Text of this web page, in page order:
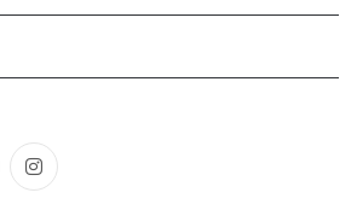
PEUGEOT | 206 Hatchback (2A/C) | 1.9
109 Ps | 2000-09-01 / 2007-12-01
PEUGEOT | 206 Hatchback (2A/C) |
1.4 i (Benzin) - 55 Kw 75 Ps | 1998-09-